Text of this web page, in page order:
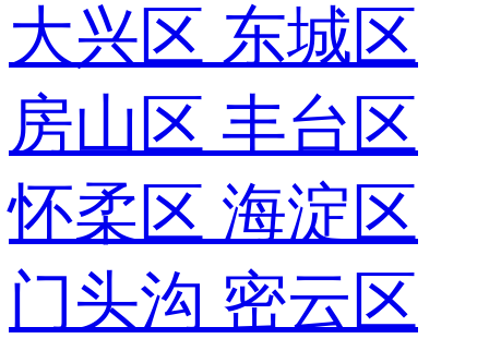
大兴区 东城区
房山区 丰台区
怀柔区 海淀区
门头沟 密云区